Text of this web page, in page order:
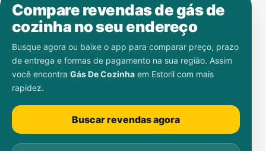
Compare revendas de gás de
cozinha no seu endereço
Busque agora ou baixe o app para comparar preço, prazo
de entrega e formas de pagamento na sua região. Assim
você encontra Gás De Cozinha em Estoril com mais
rapidez.
Buscar revendas agora